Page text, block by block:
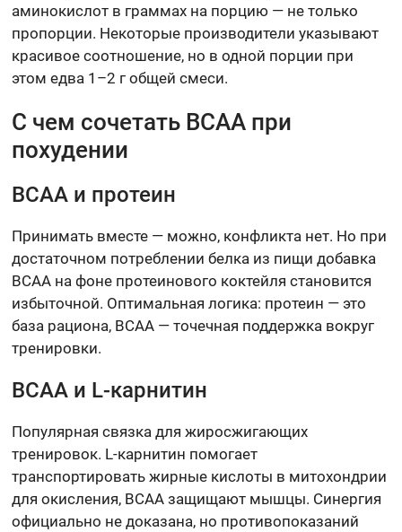
аминокислот в граммах на порцию — не только
пропорции. Некоторые производители указывают
красивое соотношение, но в одной порции при
этом едва 1–2 г общей смеси.
С чем сочетать BCAA при
похудении
BCAA и протеин
Принимать вместе — можно, конфликта нет. Но при
достаточном потреблении белка из пищи добавка
BCAA на фоне протеинового коктейля становится
избыточной. Оптимальная логика: протеин — это
база рациона, BCAA — точечная поддержка вокруг
тренировки.
BCAA и L-карнитин
Популярная связка для жиросжигающих
тренировок. L-карнитин помогает
транспортировать жирные кислоты в митохондрии
для окисления, BCAA защищают мышцы. Синергия
официально не доказана, но противопоказаний